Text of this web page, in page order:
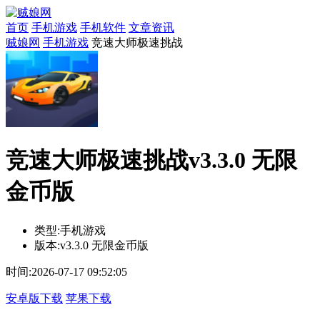
首页 手机游戏 手机软件 文章资讯
贼娘网 手机游戏 竞速大师极速挑战
竞速大师极速挑战v3.3.0 无限
金币版
类型:手机游戏
版本:v3.3.0 无限金币版
时间:2026-07-17 09:52:05
安卓版下载 苹果下载